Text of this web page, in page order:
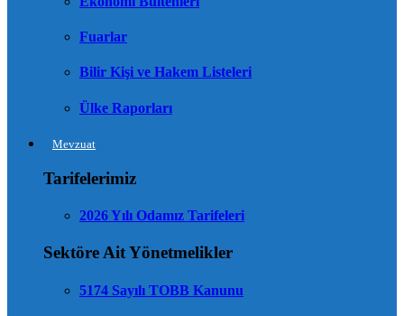
Fuarlar
Bilir Kişi ve Hakem Listeleri
Ülke Raporları
Mevzuat
Tarifelerimiz
2026 Yılı Odamız Tarifeleri
Sektöre Ait Yönetmelikler
5174 Sayılı TOBB Kanunu